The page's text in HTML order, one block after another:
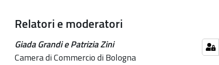
-
l'incontro
rivolto
Relatori e moderatori
Giada Grandi e Patrizia Zini
Camera di Commercio di Bologna